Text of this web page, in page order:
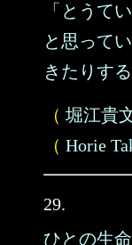
「とうて
と思って
きたりする
（ 堀江貴
（ Horie
29.
ひとの生